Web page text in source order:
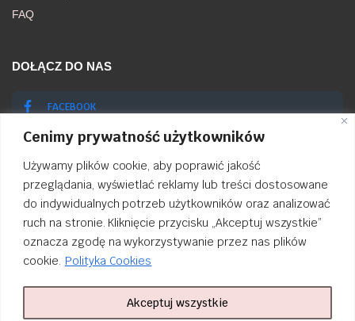
Cenimy prywatność użytkowników
Używamy plików cookie, aby poprawić jakość
przeglądania, wyświetlać reklamy lub treści dostosowane
do indywidualnych potrzeb użytkowników oraz analizować
ruch na stronie. Kliknięcie przycisku „Akceptuj wszystkie”
oznacza zgodę na wykorzystywanie przez nas plików
cookie. Polityka Cookies
Akceptuj wszystkie
FAQ
DOŁĄCZ DO NAS
FACEBOOK
INSTAGRAM
Order Tracking
nailsibrido.pl Copyright © 2024